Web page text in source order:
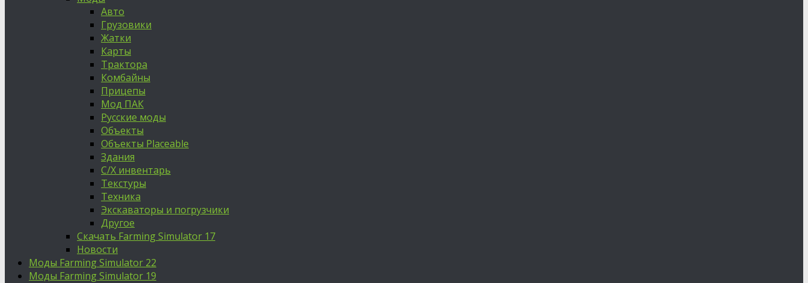
Авто
Грузовики
Жатки
Карты
Трактора
Комбайны
Прицепы
Мод ПАК
Русские моды
Объекты
Объекты Placeable
Здания
С/Х инвентарь
Текстуры
Техника
Экскаваторы и погрузчики
Другое
Скачать Farming Simulator 17
Новости
Моды Farming Simulator 22
Моды Farming Simulator 19